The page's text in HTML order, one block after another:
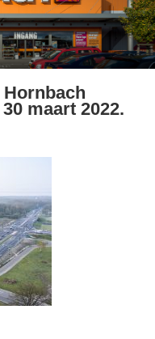
Hornbach
maart 2022.